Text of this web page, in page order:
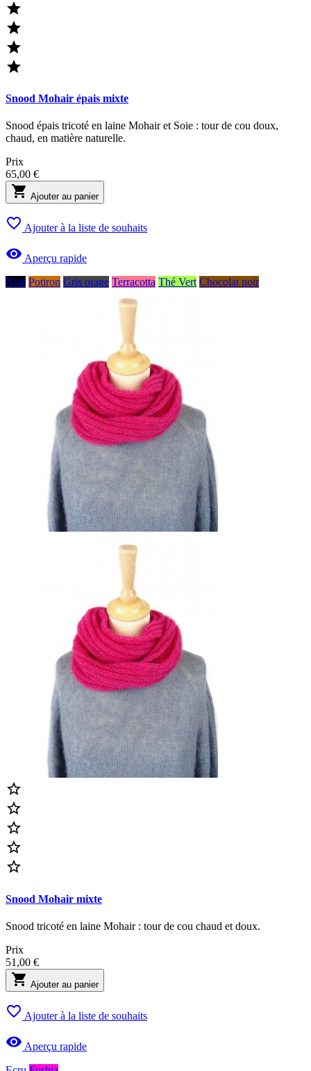




Snood Mohair épais mixte
Snood épais tricoté en laine Mohair et Soie : tour de cou doux,
chaud, en matière naturelle.
Prix
65,00 €
 Ajouter au panier
 Ajouter à la liste de souhaits
 Aperçu rapide
Noir Potiron Gris orage Terracotta Thé Vert Chocolat noir





Snood Mohair mixte
Snood tricoté en laine Mohair : tour de cou chaud et doux.
Prix
51,00 €
 Ajouter au panier
 Ajouter à la liste de souhaits
 Aperçu rapide